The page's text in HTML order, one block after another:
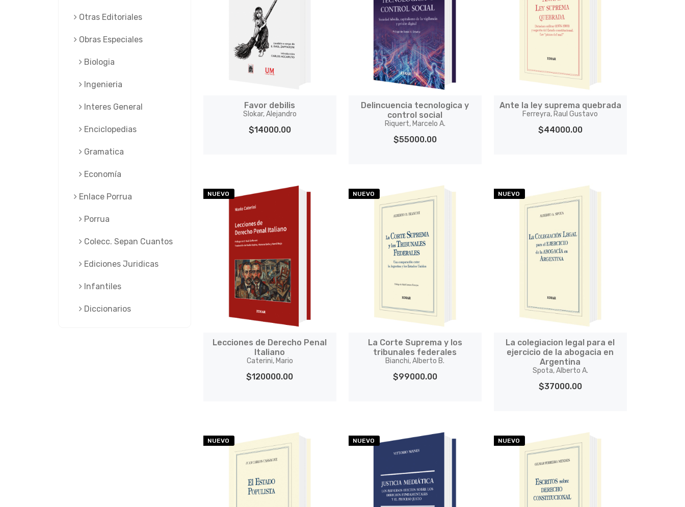
Favor debilis
Slokar, Alejandro
$14000.00
Delincuencia tecnologica y
control social
Riquert, Marcelo A.
$55000.00
Ante la ley suprema quebrada
Ferreyra, Raul Gustavo
$44000.00
NUEVO
Lecciones de Derecho Penal
Italiano
Caterini, Mario
$120000.00
NUEVO
La Corte Suprema y los
tribunales federales
Bianchi, Alberto B.
$99000.00
NUEVO
La colegiacion legal para el
ejercicio de la abogacia en
Argentina
Spota, Alberto A.
$37000.00
NUEVO NUEVO NUEVO
Otras Editoriales
Obras Especiales
Biologia
Ingenieria
Interes General
Enciclopedias
Gramatica
Economía
Enlace Porrua
Porrua
Colecc. Sepan Cuantos
Ediciones Juridicas
Infantiles
Diccionarios